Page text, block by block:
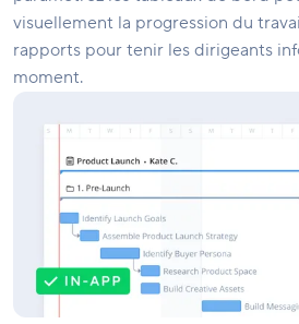
visuellement la progression du
rapports pour tenir les dirigeants
moment.